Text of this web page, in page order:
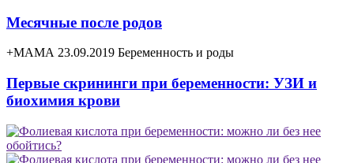
Месячные после родов
+МАМА 23.09.2019 Беременность и роды
Первые скрининги при беременности: УЗИ и
биохимия крови